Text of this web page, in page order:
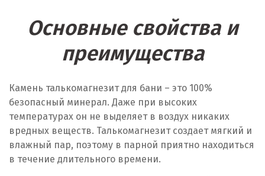
Основные свойства и
преимущества
Камень талькомагнезит для бани – это 100%
безопасный минерал. Даже при высоких
температурах он не выделяет в воздух никаких
вредных веществ. Талькомагнезит создает мягкий и
влажный пар, поэтому в парной приятно находиться
в течение длительного времени.